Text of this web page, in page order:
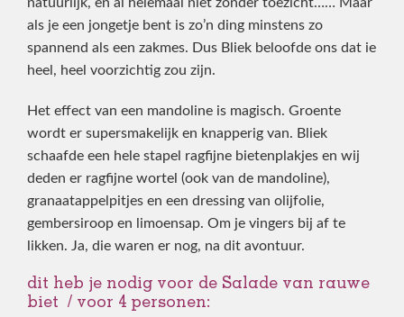
natuurlijk, en al helemaal niet zonder toezicht…… Maar
als je een jongetje bent is zo’n ding minstens zo
spannend als een zakmes. Dus Bliek beloofde ons dat ie
heel, heel voorzichtig zou zijn.
Het effect van een mandoline is magisch. Groente
wordt er supersmakelijk en knapperig van. Bliek
schaafde een hele stapel ragfijne bietenplakjes en wij
deden er ragfijne wortel (ook van de mandoline),
granaatappelpitjes en een dressing van olijfolie,
gembersiroop en limoensap. Om je vingers bij af te
likken. Ja, die waren er nog, na dit avontuur.
dit heb je nodig voor de Salade van rauwe
biet / voor 4 personen: